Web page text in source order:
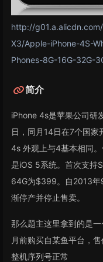
http://
X3/Apple-iPhone-4S-
Phones-8G-16G-32G-
简介
iPhone 4s是苹果公司研
日，同月14日在7个国
4s 外观上与4基本相同
是iOS 5系统。首次支持
64G为$399。自2013年
渐停产并停止售卖。
那么题主这里拿到的是
月前购买自某鱼平台，
整机序列号正常